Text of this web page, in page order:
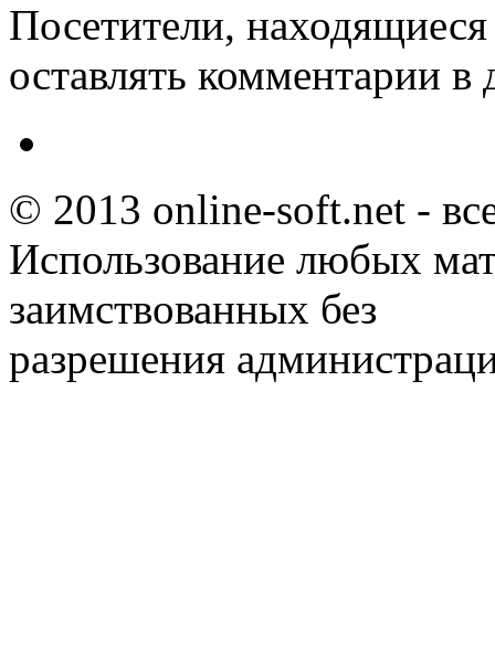
Посетители,
оставлять комментарии в
© 2013 online-soft.net -
Использование любых
заимствованных без
разрешения